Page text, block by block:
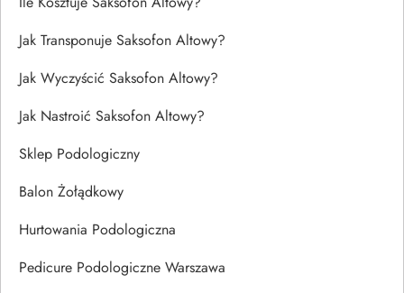
Jak Transponuje Saksofon Altowy?
Jak Wyczyścić Saksofon Altowy?
Jak Nastroić Saksofon Altowy?
Sklep Podologiczny
Balon Żołądkowy
Hurtowania Podologiczna
Pedicure Podologiczne Warszawa